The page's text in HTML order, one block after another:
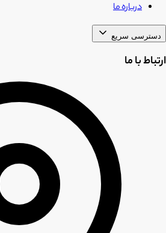
درباره ما
دسترسی سریع
ارتباط با ما